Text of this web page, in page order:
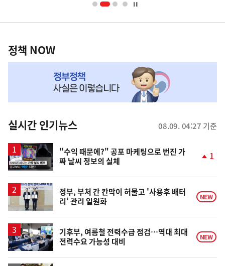
영
책
NOW,
뉴
스
정책 NOW
실시간 인기뉴스 08.09. 04:27 기준
영
상
"수익 때문에?" 공포 마케팅으로 번진 가
짜 날씨 정보의 실체
상
승
1
정부, 부처 간 칸막이 허물고 '사용후 배터
리' 관리 일원화
NEW
기후부, 여름철 전력수급 점검…역대 최대
전력수요 가능성 대비
NEW